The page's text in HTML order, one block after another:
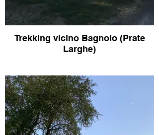
Trekking vicino Bagnolo (Prate
Larghe)